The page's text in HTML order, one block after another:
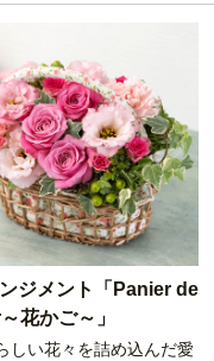
ジメント「Panier de
花かご～」
しい花々を詰め込んだ愛